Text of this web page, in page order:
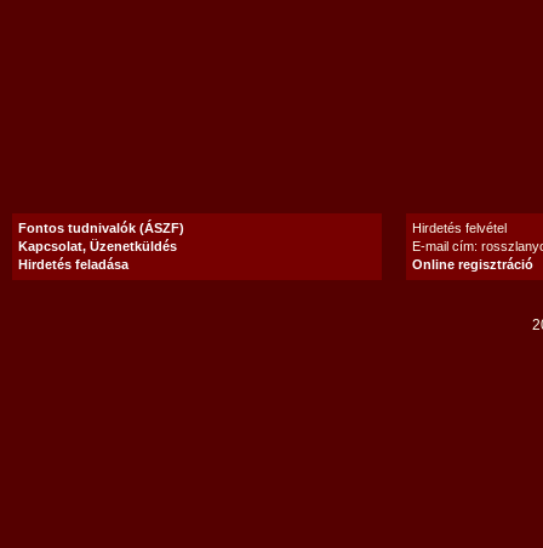
Fontos tudnivalók (ÁSZF)
Kapcsolat, Üzenetküldés
Hirdetés feladása
Hirdetés felvétel
E-mail cím:
Online regisztráció